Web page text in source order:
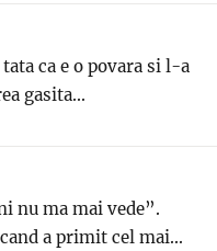
ca e o povara si l-a
gasita...
nu ma mai vede”.
a primit cel mai...